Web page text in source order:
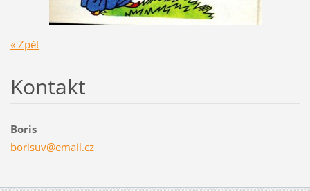
« Zpět
Kontakt
Boris
borisuv@email.cz